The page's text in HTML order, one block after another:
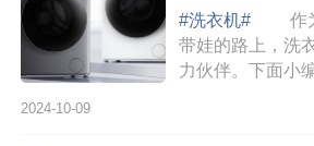
#洗衣机#
作为
带娃的路上，洗
力伙伴。下面小
H1Neo对比哪
2024-10-09